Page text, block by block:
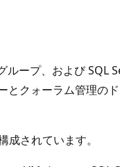
ープ、および SQL
とクォーラム管理の
されています。